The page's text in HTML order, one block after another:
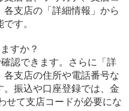
支店の「詳細情報」から
す。
すか？
認できます。さらに「詳
支店の住所や電話番号な
。振込や口座登録では、金
せて支店コードが必要にな